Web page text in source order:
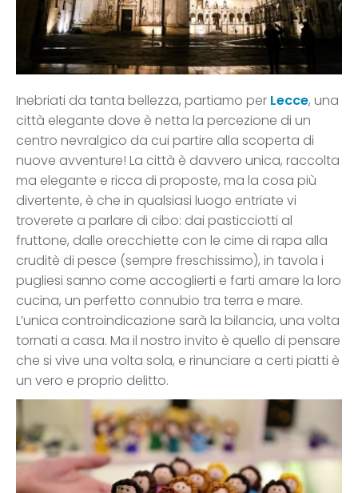
Inebriati da tanta bellezza, partiamo per Lecce, una
città elegante dove è netta la percezione di un
centro nevralgico da cui partire alla scoperta di
nuove avventure! La città è davvero unica, raccolta
ma elegante e ricca di proposte, ma la cosa più
divertente, è che in qualsiasi luogo entriate vi
troverete a parlare di cibo: dai pasticciotti al
fruttone, dalle orecchiette con le cime di rapa alla
cruditè di pesce (sempre freschissimo), in tavola i
pugliesi sanno come accoglierti e farti amare la loro
cucina, un perfetto connubio tra terra e mare.
L’unica controindicazione sarà la bilancia, una volta
tornati a casa. Ma il nostro invito è quello di pensare
che si vive una volta sola, e rinunciare a certi piatti è
un vero e proprio delitto.